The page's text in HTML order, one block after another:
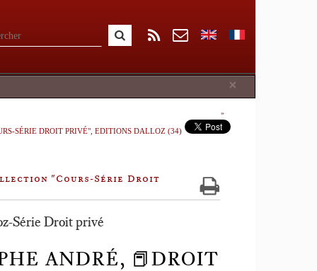
×
SÉRIE DROIT PRIVÉ", EDITIONS DALLOZ (34)
"Cours-Série Droit
Série Droit privé
ANDRÉ, 📕DROIT